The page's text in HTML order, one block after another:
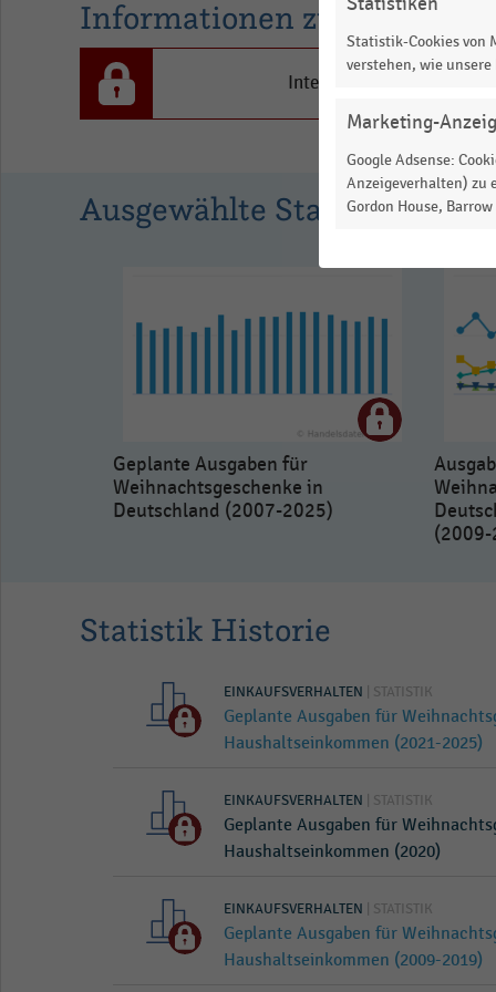
0
to
Informationen zur Statistik
Interesse an den
Ausgewählte Statistiken
Geplante Ausgaben für
Weihnachtsgeschenke in
Deutschland (2007-2025)
Statistik Historie
EINKAUFSVERHALTEN | STATISTIK
Geplante Ausgaben für
Haushaltseinkommen (2021-2025)
EINKAUFSVERHALTEN | STATISTIK
Geplante Ausgaben für
Haushaltseinkommen (2020)
EINKAUFSVERHALTEN | STATISTIK
Geplante Ausgaben für
Haushaltseinkommen (2009-2019)
Statistik-Cookies von
verstehen, wie
Marketing-
Google Adsense:
Anzeigeverhalten) zu
Gordon House,